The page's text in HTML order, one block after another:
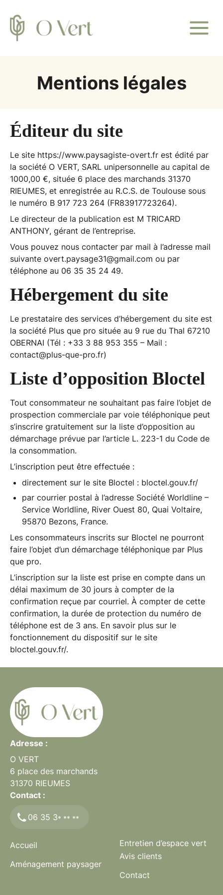
Mentions légales
Éditeur du site
Le site https://www.paysagiste-overt.fr est édité par
la société O VERT, SARL unipersonnelle au capital de
1000,00 €, située 6 place des marchands 31370
RIEUMES, et enregistrée au R.C.S. de Toulouse sous
le numéro B 917 723 264 (FR83917723264).
Le directeur de la publication est M TRICARD
ANTHONY, gérant de l’entreprise.
Vous pouvez nous contacter par mail à l’adresse mail
suivante overt.paysage31@gmail.com ou par
téléphone au 06 35 35 24 49.
Hébergement du site
Le prestataire des services d’hébergement du site est
la société Plus que pro située au 9 rue du Thal 67210
OBERNAI (Tél : +33 3 88 953 355 – Mail :
contact@plus-que-pro.fr)
Liste d’opposition Bloctel
Tout consommateur ne souhaitant pas faire l’objet de
prospection commerciale par voie téléphonique peut
s’inscrire gratuitement sur la liste d’opposition au
démarchage prévue par l’article L. 223-1 du Code de
la consommation.
L’inscription peut être effectuée :
directement sur le site Bloctel : bloctel.gouv.fr/
par courrier postal à l’adresse Société Worldline –
Service Worldline, River Ouest 80, Quai Voltaire,
95870 Bezons, France.
Les consommateurs inscrits sur Bloctel ne pourront
faire l’objet d’un démarchage téléphonique par Plus
que pro.
L’inscription sur la liste est prise en compte dans un
délai maximum de 30 jours à compter de la
confirmation reçue par courriel. À compter de cette
confirmation, la durée de protection du numéro de
téléphone est de 3 ans. En savoir plus sur le
fonctionnement du dispositif sur le site
bloctel.gouv.fr/.
Adresse :
O VERT
6 place des marchands
31370 RIEUMES
Contact :
06 35 3* ** **
Accueil
Aménagement paysager
Entretien d’espace vert
Avis clients
Contact